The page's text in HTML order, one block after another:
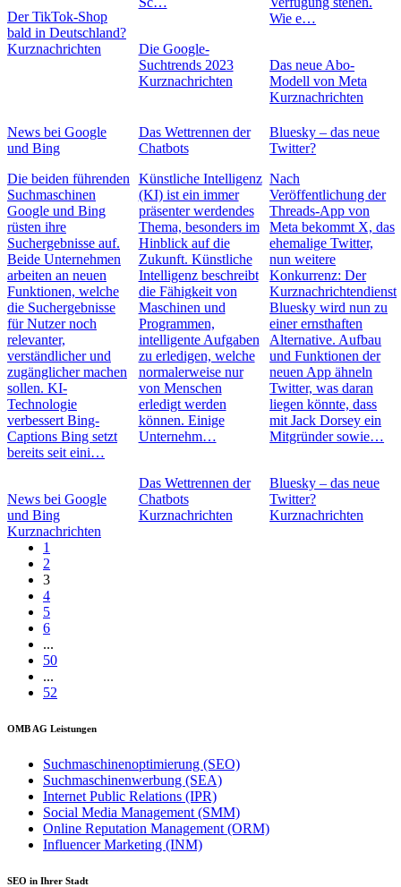
Der TikTok-Shop
bald in Deutschland?
Kurznachrichten
Die Google-
Suchtrends 2023
Kurznachrichten
Wie e…
Das neue Abo-
Modell von Meta
Kurznachrichten
News bei Google
und Bing
Die beiden führenden
Suchmaschinen
Google und Bing
rüsten ihre
Suchergebnisse auf.
Beide Unternehmen
arbeiten an neuen
Funktionen, welche
die Suchergebnisse
für Nutzer noch
relevanter,
verständlicher und
zugänglicher machen
sollen. KI-
Technologie
verbessert Bing-
Captions Bing setzt
bereits seit eini…
News bei Google
und Bing
Kurznachrichten
Das Wettrennen der
Chatbots
Künstliche Intelligenz
(KI) ist ein immer
präsenter werdendes
Thema, besonders im
Hinblick auf die
Zukunft. Künstliche
Intelligenz beschreibt
die Fähigkeit von
Maschinen und
Programmen,
intelligente Aufgaben
zu erledigen, welche
normalerweise nur
von Menschen
erledigt werden
können. Einige
Unternehm…
Das Wettrennen der
Chatbots
Kurznachrichten
Bluesky – das neue
Twitter?
Nach
Veröffentlichung der
Threads-App von
Meta bekommt X, das
ehemalige Twitter,
nun weitere
Konkurrenz: Der
Kurznachrichtendienst
Bluesky wird nun zu
einer ernsthaften
Alternative. Aufbau
und Funktionen der
neuen App ähneln
Twitter, was daran
liegen könnte, dass
mit Jack Dorsey ein
Mitgründer sowie…
Bluesky – das neue
Twitter?
Kurznachrichten
1
2
3
4
5
6
...
50
...
52
OMB AG Leistungen
Suchmaschinenoptimierung (SEO)
Suchmaschinenwerbung (SEA)
Internet Public Relations (IPR)
Social Media Management (SMM)
Online Reputation Management (ORM)
Influencer Marketing (INM)
SEO in Ihrer Stadt